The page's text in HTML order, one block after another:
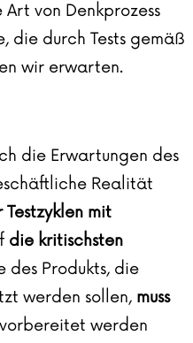
von Denkprozess
die durch Tests gemäß
wir erwarten.
die Erwartungen des
Realität
mit
die kritischsten
des Produkts, die
werden sollen, muss
werden